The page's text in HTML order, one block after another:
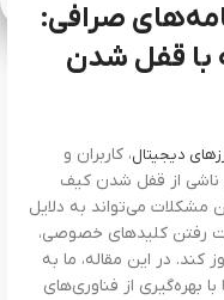
صرافی:
با قفل شدن
دیجیتال، کاربران و
از قفل شدن کیف
مشکلات می‌تواند به دلایل
رفتن کلیدهای خصوصی،
کند. در این مقاله، ما به
بهره‌گیری از فناوری‌های